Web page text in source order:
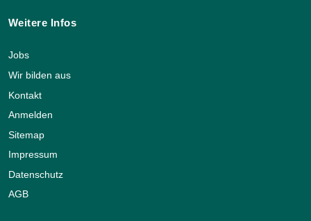
Weitere Infos
Jobs
Wir bilden aus
Kontakt
Anmelden
Sitemap
Impressum
Datenschutz
AGB